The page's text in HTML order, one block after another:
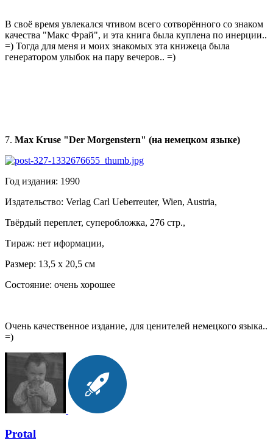
В своё время увлекался чтивом всего сотворённого со знаком
качества "Макс Фрай", и эта книга была куплена по инерции..
=) Тогда для меня и моих знакомых эта книжеца была
генератором улыбок на пару вечеров.. =)
7. Max Kruse "Der Morgenstern" (на немецком языке)
Год издания: 1990
Издательство: Verlag Carl Ueberreuter, Wien, Austria,
Твёрдый переплет, суперобложка, 276 стр.,
Тираж: нет иформации,
Размер: 13,5 х 20,5 см
Состояние: очень хорошее
Очень качественное издание, для ценителей немецкого языка..
=)
Protal